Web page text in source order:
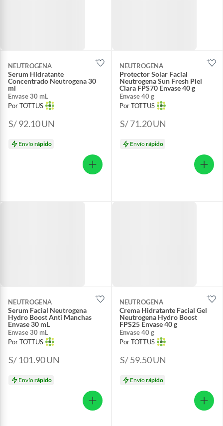
NEUTROGENA
Serum Hidratante
Concentrado Neutrogena 30
ml
Envase 30 mL
Por TOTTUS
S/ 92.10UN
Envíorápido
NEUTROGENA
Protector Solar Facial
Neutrogena Sun Fresh Piel
Clara FPS70 Envase 40 g
Envase 40 g
Por TOTTUS
S/ 71.20UN
Envíorápido
NEUTROGENA
Serum Facial Neutrogena
Hydro Boost Anti Manchas
Envase 30 mL
Envase 30 mL
Por TOTTUS
S/ 101.90UN
Envíorápido
NEUTROGENA
Crema Hidratante Facial Gel
Neutrogena Hydro Boost
FPS25 Envase 40 g
Envase 40 g
Por TOTTUS
S/ 59.50UN
Envíorápido